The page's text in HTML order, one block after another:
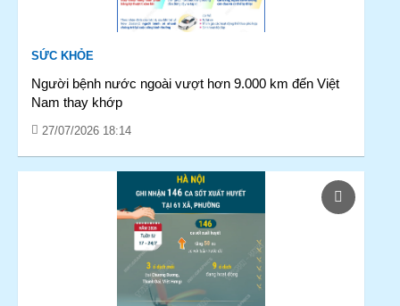
SỨC KHỎE
Người bệnh nước ngoài vượt hơn 9.000 km đến Việt
Nam thay khớp
27/07/2026 18:14